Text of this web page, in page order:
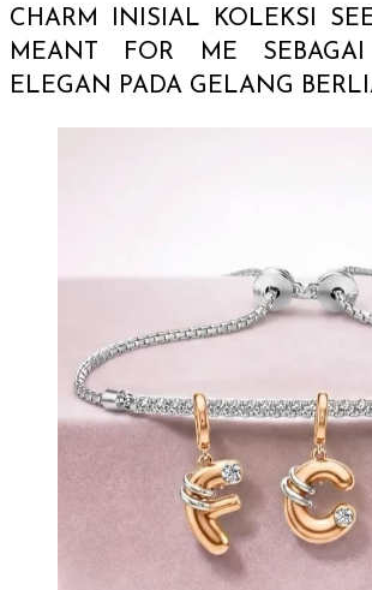
CHARM
INISIAL KOLEKSI
MEANT FOR ME SEBAGAI
ELEGAN PADA GELANG